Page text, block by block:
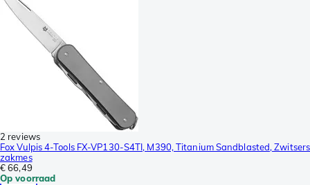
2 reviews
Fox Vulpis 4-Tools FX-VP130-S4TI, M390, Titanium Sandblasted, Zwitsers
zakmes
€ 66,49
Op voorraad